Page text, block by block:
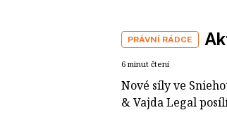
PRÁVNÍ RÁDCE
6 minut čtení
Nové síly ve
& Vajda Legal